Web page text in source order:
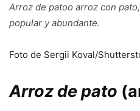
Arroz de patoo arroz con
popular y abundante.
Foto de Sergii Koval/
Arroz de pato